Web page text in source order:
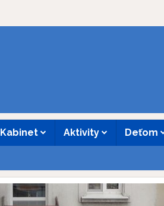
Kabinet Aktivity Deťom